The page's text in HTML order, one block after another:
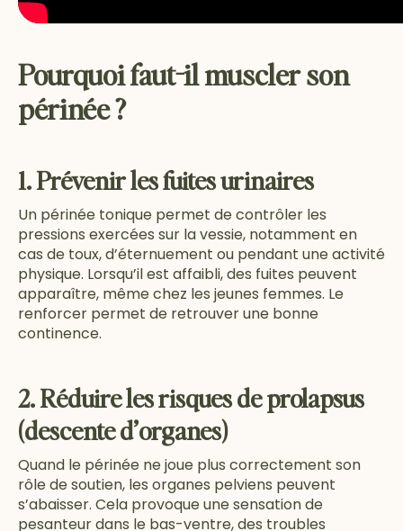
Pourquoi faut-il muscler son
périnée ?
1. Prévenir les fuites urinaires
Un périnée tonique permet de contrôler les
pressions exercées sur la vessie, notamment en
cas de toux, d’éternuement ou pendant une activité
physique. Lorsqu’il est affaibli, des fuites peuvent
apparaître, même chez les jeunes femmes. Le
renforcer permet de retrouver une bonne
continence.
2. Réduire les risques de prolapsus
(descente d’organes)
Quand le périnée ne joue plus correctement son
rôle de soutien, les organes pelviens peuvent
s’abaisser. Cela provoque une sensation de
pesanteur dans le bas-ventre, des troubles